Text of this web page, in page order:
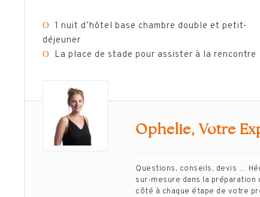
Ο 1 nuit d’hôtel base chambre double et petit-
déjeuner
Ο La place de stade pour assister à la rencontre
Ophelie, Votre
Questions, conseils, devis …
sur-mesure dans la
côté à chaque étape de votre